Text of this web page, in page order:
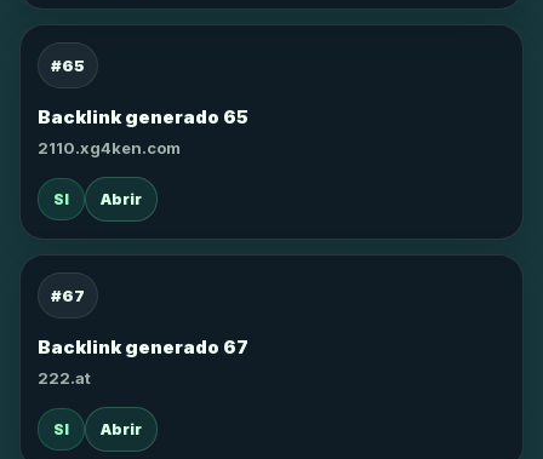
#65
Backlink generado 65
2110.xg4ken.com
SI Abrir
#67
Backlink generado 67
222.at
SI Abrir